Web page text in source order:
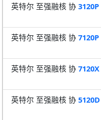
英特尔 至强融核 协3120P
英特尔 至强融核 协7120P
英特尔 至强融核 协7120X
英特尔 至强融核 协5120D